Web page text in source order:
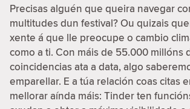
Precisas alguén que queira navegar
multitudes dun festival? Ou quizais
xente á que lle preocupe o cambio
como a ti. Con máis de 55.000 millóns
coincidencias ata a data, algo
emparellar. E a túa relación coas citas
mellorar aínda máis: Tinder ten